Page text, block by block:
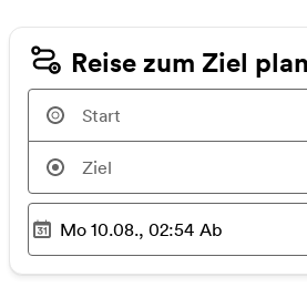
Reise zum Ziel
Ausgewählter Zeitpunkt
Mo 10.08., 02:54 Ab